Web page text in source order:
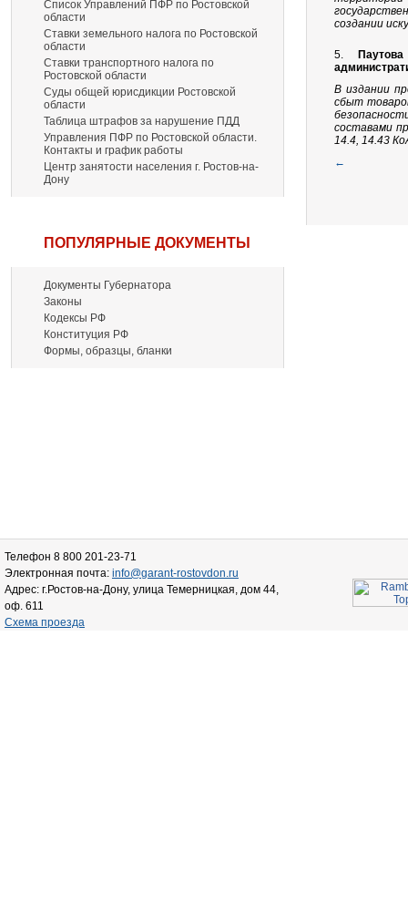
Список Управлений ПФР по Ростовской
области
Ставки земельного налога по Ростовской
области
Ставки транспортного налога по
Ростовской области
Суды общей юрисдикции Ростовской
области
Таблица штрафов за нарушение ПДД
Управления ПФР по Ростовской области.
Контакты и график работы
Центр занятости населения г. Ростов-на-
Дону
ПОПУЛЯРНЫЕ ДОКУМЕНТЫ
Документы Губернатора
Законы
Кодексы РФ
Конституция РФ
Формы, образцы, бланки
создании
5.
В издании
сбыт
составами
14.4, 14.43
←
Телефон 8 800 201-23-71
Электронная почта: info@garant-rostovdon.ru
Адрес: г.Ростов-на-Дону, улица Темерницкая, дом 44,
оф. 611
Схема проезда